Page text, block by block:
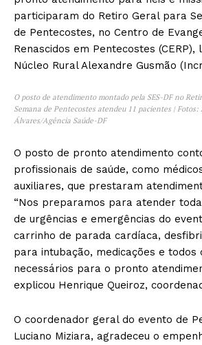
participaram do Retiro Geral para
de Pentecostes, no Centro de
Renascidos em Pentecostes (CERP),
Núcleo Rural Alexandre Gusmão
O posto de atendimento montado pela SES-DF no
Semana de Pentecostes atendeu 11 pacientes |
Álvares/Agência Saúde-DF
O posto de pronto atendimento
profissionais de saúde, como
auxiliares, que prestaram
“Nos preparamos para atender
de urgências e emergências do
carrinho de parada cardíaca,
para intubação, medicações e todos
necessários para o pronto
explicou Henrique Queiroz,
O coordenador geral do evento de
Luciano Miziara, agradeceu o